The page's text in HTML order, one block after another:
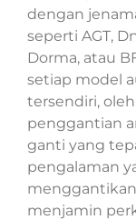
dengan
seperti AGT,
Dorma, atau
setiap model
tersendiri,
penggantian
ganti yang
pengalaman
menjamin